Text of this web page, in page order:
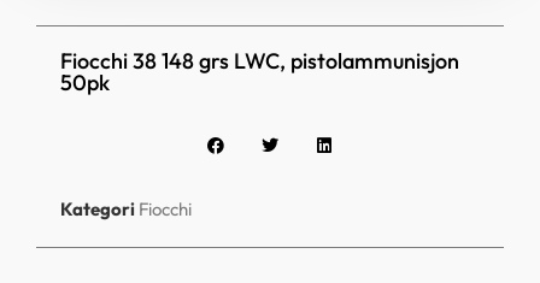
Fiocchi 38 148 grs LWC, pistolammunisjon
50pk
Kategori Fiocchi